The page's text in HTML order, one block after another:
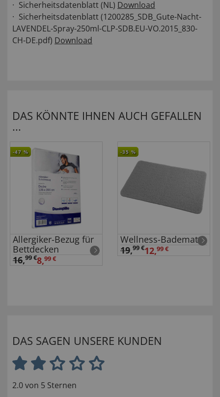
Sicherheitsdatenblatt (NL) Download
Sicherheitsdatenblatt (1200285_SDB_Gute-Nacht-
LAVENDEL-Spray-250ml-CLP-SDB.EU-VO.2015_830-
CH-DE.pdf) Download
DAS KÖNNTE IHNEN AUCH GEFALLEN
...
-47 %
Allergiker-Bezug für
Bettdecken
16,99 €8,99 €
-35 %
Wellness-Badematte
19,99 €12,99 €
DAS SAGEN UNSERE KUNDEN
2.0 von 5 Sternen